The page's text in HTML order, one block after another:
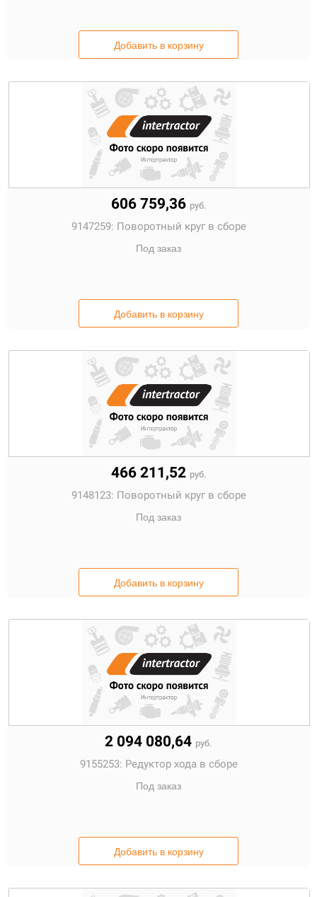
Добавить в корзину
606 759,36 руб.
9147259: Поворотный круг в сборе
Под заказ
Добавить в корзину
466 211,52 руб.
9148123: Поворотный круг в сборе
Под заказ
Добавить в корзину
2 094 080,64 руб.
9155253: Редуктор хода в сборе
Под заказ
Добавить в корзину